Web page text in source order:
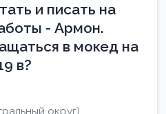
и писать на
- Армон.
в мокед на
в?
округ)